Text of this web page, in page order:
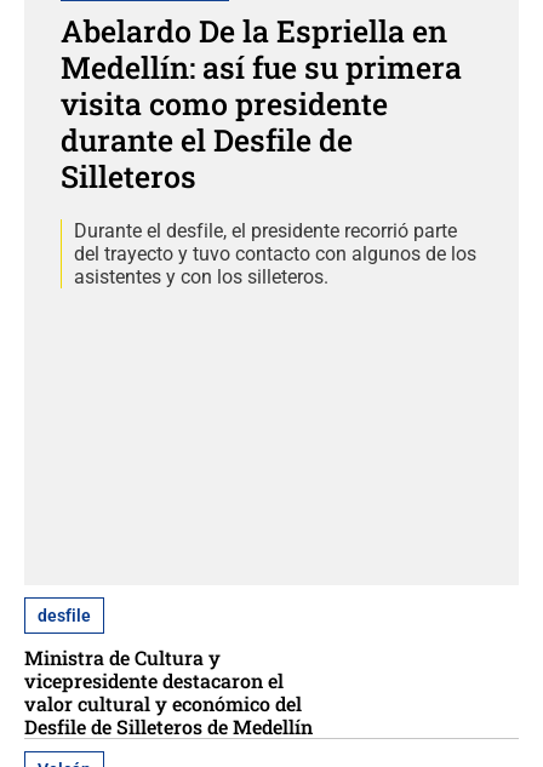
Abelardo De la Espriella en
Medellín: así fue su primera
visita como presidente
durante el Desfile de
Silleteros
Durante el desfile, el presidente recorrió parte
del trayecto y tuvo contacto con algunos de los
asistentes y con los silleteros.
desfile
Ministra de Cultura y
vicepresidente destacaron el
valor cultural y económico del
Desfile de Silleteros de Medellín